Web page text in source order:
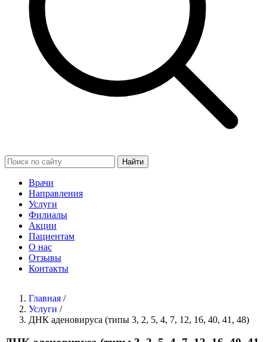
Найти
Врачи
Направления
Услуги
Филиалы
Акции
Пациентам
О нас
Отзывы
Контакты
Главная /
Услуги /
ДНК аденовируса (типы 3, 2, 5, 4, 7, 12, 16, 40, 41, 48)